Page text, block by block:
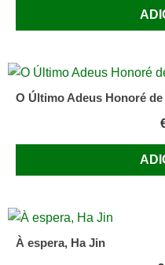
O Último Adeus Honoré
À espera, Ha Jin